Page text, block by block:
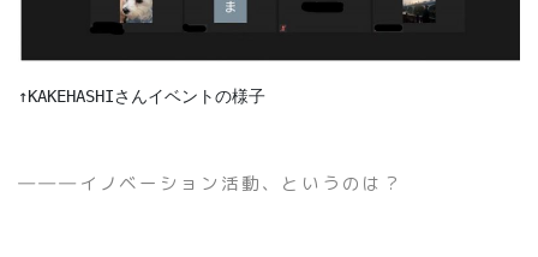
↑KAKEHASHIさんイベントの様子
―――イノベーション活動、というのは？